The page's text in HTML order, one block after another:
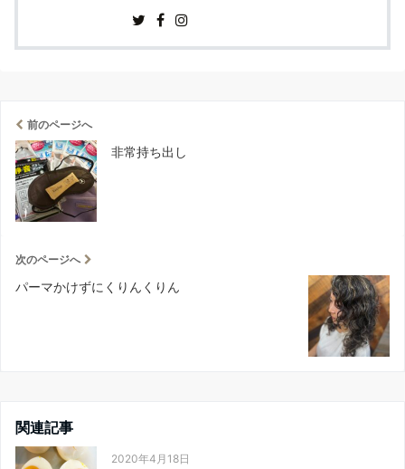
前のページへ
非常持ち出し
次のページへ
パーマかけずにくりんくりん
関連記事
2020年4月18日